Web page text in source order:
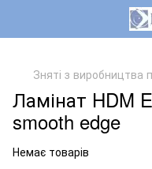
Зняті з виробництва
Ламінат HDM
smooth edge
Немає товарів